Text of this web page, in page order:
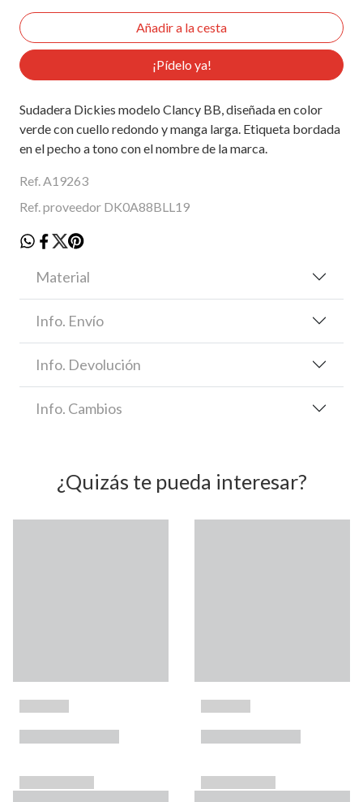
¡Pídelo ya!
Sudadera Dickies modelo Clancy BB, diseñada en color
verde con cuello redondo y manga larga. Etiqueta bordada
en el pecho a tono con el nombre de la marca.
Ref. A19263
Ref. proveedor DK0A88BLL19
Material
Info. Envío
Info. Devolución
Info. Cambios
¿Quizás te pueda interesar?